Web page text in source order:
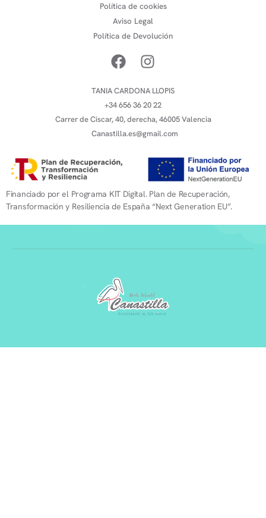
Política de cookies
Aviso Legal
Política de Devolución
TANIA CARDONA LLOPIS
+34 656 36 20 22
Carrer de Ciscar, 40, derecha, 46005 Valencia
Canastilla.es@gmail.com
Financiado por el Programa KIT Digital. Plan de Recuperación,
Transformación y Resiliencia de España “Next Generation EU”.